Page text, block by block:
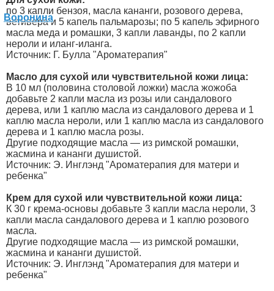
по 3 капли бензоя, масла кананги, розового дерева,
ветивера и 5 капель пальмарозы; по 5 капель эфирного
масла меда и ромашки, 3 капли лаванды, по 2 капли
нероли и иланг-иланга.
Источник: Г. Булла "Ароматерапия"
Масло для сухой или чувствительной кожи лица:
В 10 мл (половина столовой ложки) масла жожоба
добавьте 2 капли масла из розы или сандалового
дерева, или 1 каплю масла из сандалового дерева и 1
каплю масла нероли, или 1 каплю масла из сандалового
дерева и 1 каплю масла розы.
Другие подходящие масла — из римской ромашки,
жасмина и кананги душистой.
Источник: Э. Инглэнд "Ароматерапия для матери и
ребенка"
Крем для сухой или чувствительной кожи лица:
К 30 г крема-основы добавьте 3 капли масла нероли, 3
капли масла сандалового дерева и 1 каплю розового
масла.
Другие подходящие масла — из римской ромашки,
жасмина и кананги душистой.
Источник: Э. Инглэнд "Ароматерапия для матери и
ребенка"